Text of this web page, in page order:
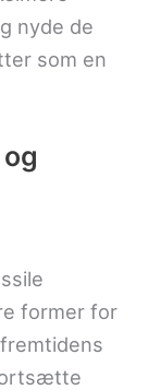
nyde de
som en
former for